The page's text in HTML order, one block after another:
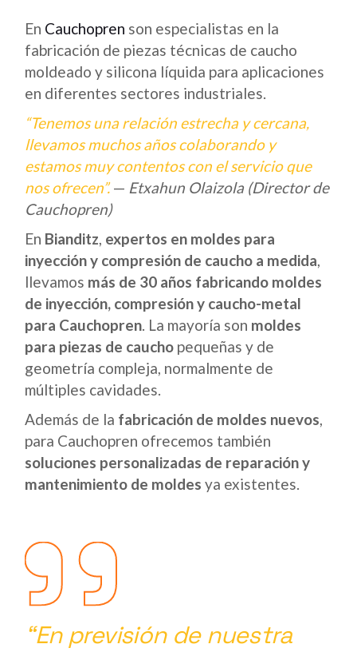
En Cauchopren son especialistas en la
fabricación de piezas técnicas de caucho
moldeado y silicona líquida para aplicaciones
en diferentes sectores industriales.
“Tenemos una relación estrecha y cercana,
llevamos muchos años colaborando y
estamos muy contentos con el servicio que
nos ofrecen”.— Etxahun Olaizola (Director de
Cauchopren)
En Bianditz, expertos en moldes para
inyección y compresión de caucho a medida,
llevamos más de 30 años fabricando moldes
de inyección, compresión y caucho-metal
para Cauchopren. La mayoría son moldes
para piezas de caucho pequeñas y de
geometría compleja, normalmente de
múltiples cavidades.
Además de la fabricación de moldes nuevos,
para Cauchopren ofrecemos también
soluciones personalizadas de reparación y
mantenimiento de moldes ya existentes.
“En previsión de nuestra